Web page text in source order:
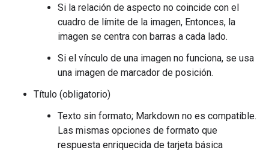
Si la relación de aspecto no coincide con el
cuadro de límite de la imagen, Entonces, la
imagen se centra con barras a cada lado.
Si el vínculo de una imagen no funciona, se usa
una imagen de marcador de posición.
Título (obligatorio)
Texto sin formato; Markdown no es compatible.
Las mismas opciones de formato que
respuesta enriquecida de tarjeta básica